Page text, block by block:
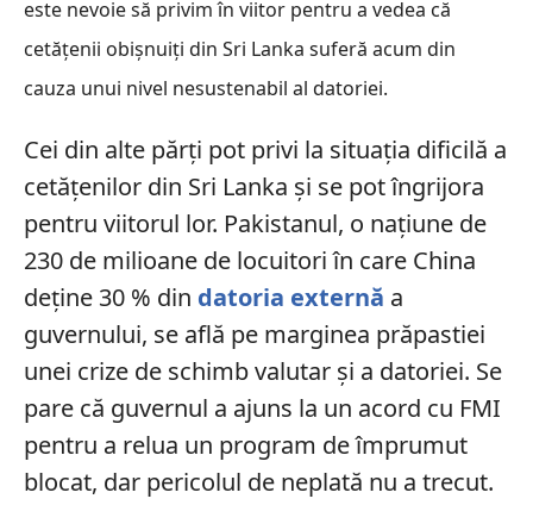
este nevoie să privim în viitor pentru a vedea că
cetățenii obișnuiți din Sri Lanka suferă acum din
cauza unui nivel nesustenabil al datoriei.
Cei din alte părți pot privi la situația dificilă a
cetățenilor din Sri Lanka și se pot îngrijora
pentru viitorul lor. Pakistanul, o națiune de
230 de milioane de locuitori în care China
deține 30 % din datoria externă a
guvernului, se află pe marginea prăpastiei
unei crize de schimb valutar și a datoriei. Se
pare că guvernul a ajuns la un acord cu FMI
pentru a relua un program de împrumut
blocat, dar pericolul de neplată nu a trecut.